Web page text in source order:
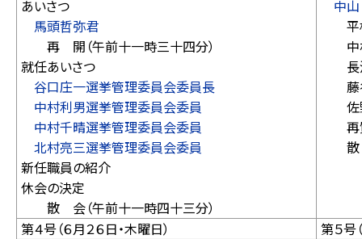
あいさつ
馬頭哲弥君
再 開（午前十一時三十四分）
就任あいさつ
谷口庄一選挙管理委員会委員長
中村利男選挙管理委員会委員
中村千晴選挙管理委員会委員
北村亮三選挙管理委員会委員
新任職員の紹介
休会の決定
散 会（午前十一時四十三分）
中
平
中
長
藤
佐
再
散
第４号（６月２６日・木曜日）
第５号